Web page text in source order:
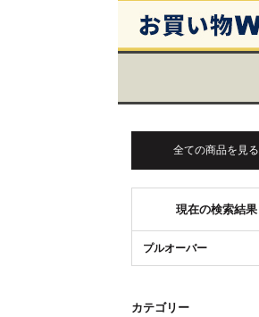
全ての商品を見る
現在の検索結果
プルオーバー
カテゴリー